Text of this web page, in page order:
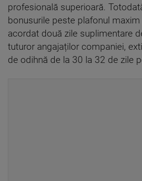
profesională superioară.
bonusurile peste plafonul
acordat două zile suplimentare
tuturor angajaților companiei,
de odihnă de la 30 la 32 de zile